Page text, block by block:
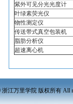
紫外可见分光光度计
叶绿素荧光仪
物性测定仪
传送带式真空包装机
脂肪分析仪
超速离心机
浙江万里学院 版权所有 All